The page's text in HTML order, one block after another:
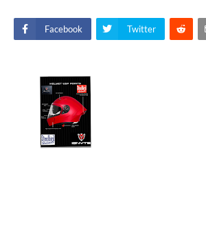
Facebook Twitter